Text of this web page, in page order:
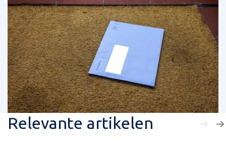
Relevante artikelen